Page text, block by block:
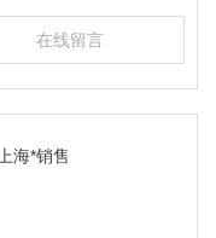
98亿美元。产品涉及
在线留言